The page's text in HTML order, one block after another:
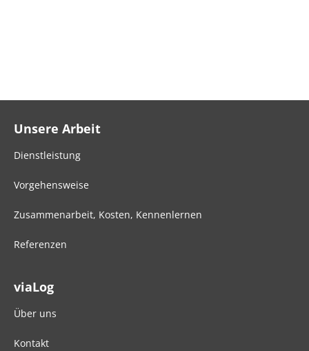
Unsere Arbeit
Dienstleistung
Vorgehensweise
Zusammenarbeit, Kosten, Kennenlernen
Referenzen
viaLog
Über uns
Kontakt